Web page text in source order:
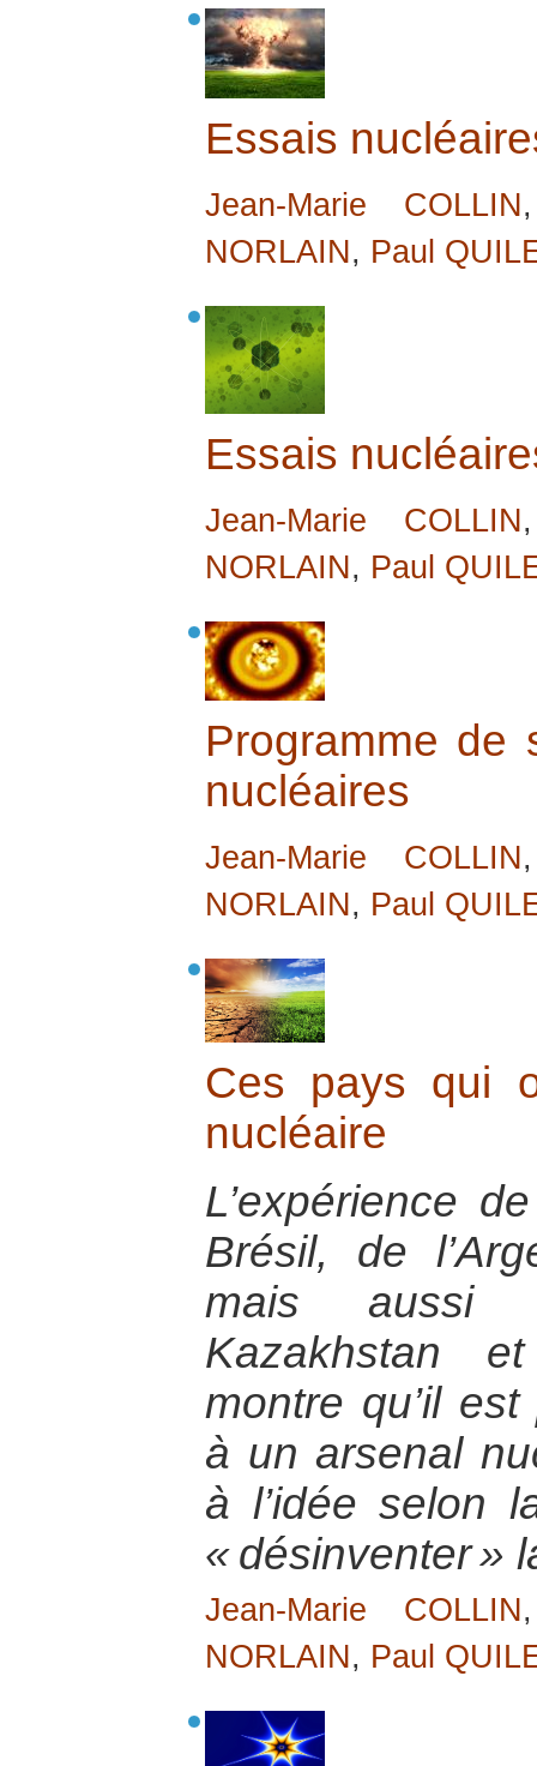
Essais
Jean-Marie COLLIN
NORLAIN, Paul
Essais
Jean-Marie COLLIN
NORLAIN, Paul
Programme de
nucléaires
Jean-Marie COLLIN
NORLAIN, Paul
Ces pays qui
nucléaire
L’expérience
Brésil, de
mais aussi
Kazakhstan
montre qu’il
à un arsenal
à l’idée selon
« désinventer »
Jean-Marie COLLIN
NORLAIN, Paul